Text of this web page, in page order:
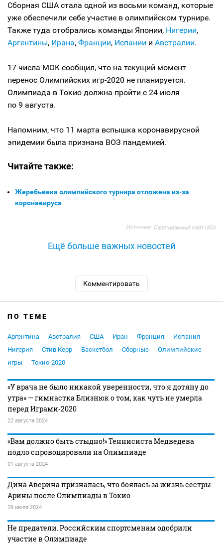
Сборная США стала одной из восьми команд, которые
уже обеспечили себе участие в олимпийском турнире.
Также туда отобрались команды Японии, Нигерии,
Аргентины, Ирана, Франции, Испании и Австралии.
17 числа МОК сообщил, что на текущий момент
перенос Олимпийских игр-2020 не планируется.
Олимпиада в Токио должна пройти с 24 июля
по 9 августа.
Напомним, что 11 марта вспышка коронавирусной
эпидемии была признана ВОЗ пандемией.
Читайте также:
Жеребьевка олимпийского турнира отложена из-за
коронавируса
Источник: Официальный сайт НБА
Ещё больше важных новостей
Комментировать
ПО ТЕМЕ
Аргентина Австралия США Иран Франция
Испания
Нигерия
Стив Керр Баскетбол Сборные
Олимпийские
игры
Токио-2020
«У врача не было никакой уверенности, что я дотяну до
утра» — гимнастка Близнюк о том, как чуть не умерла
перед Играми‑2020
22 августа 2024
«Вам должно быть стыдно!» Теннисиста Медведева
подло спровоцировали на Олимпиаде
01 августа 2024
Дина Аверина призналась, что боялась за жизнь сестры
Арины после Олимпиады в Токио
29 июля 2024
Не предатели. Российским спортсменам одобрили
участие в Олимпиаде